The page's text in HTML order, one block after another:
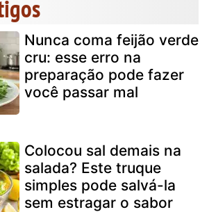
Nunca coma feijão verde
cru: esse erro na
preparação pode fazer
você passar mal
Colocou sal demais na
salada? Este truque
simples pode salvá-la
sem estragar o sabor